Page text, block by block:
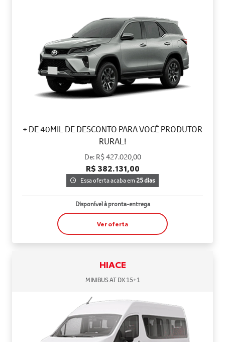
+ DE 40MIL DE DESCONTO PARA VOCÊ PRODUTOR
RURAL!
De: R$ 427.020,00
R$ 382.131,00
Essa oferta acaba em25 dias
Disponível à pronta-entrega
Ver oferta
HIACE
MINIBUS AT DX 15+1